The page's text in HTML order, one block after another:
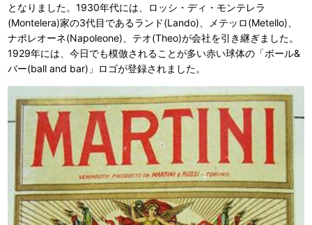
となりました。1930年代には、ロッシ・ディ・モンテレラ
(Montelera)家の3代目であるランド(Lando)、メテッロ(Metello)、
ナポレオーネ(Napoleone)、テオ(Theo)が会社を引き継ぎました。
1929年には、今日でも模倣されることが多い赤い球体の「ボール&
バー(ball and bar)」ロゴが登録されました。